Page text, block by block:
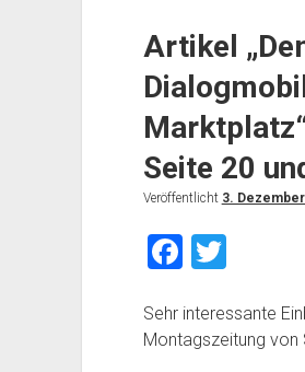
Trasse
Bürger
und
als
der
Artikel
Seite 20
Veröffentlicht 3.
F
c
e
T
tt
er
Sehr interessante
Montagszeitung von